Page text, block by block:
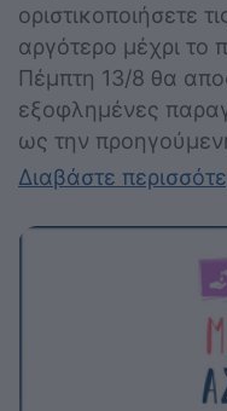
οριστικοποιήσετε
αργότερο μέχρι το
Πέμπτη 13/8 θα
εξοφλημένες
ως την
Διαβάστε